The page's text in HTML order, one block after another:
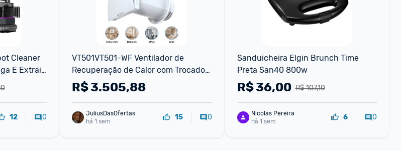
Cleaner
E Extrai,
1450w
12 0
VT501VT501-WF Ventilador de
Recuperação de Calor com Trocador
Cerâmico Sistema de Ar Fresco de
Parede com WiFiCont
R$3.505,88
JuliusDasOfertas
há 1 sem
15 0
Sanduicheira Elgin Brunch Time
Preta San40 800w
R$ 107,10
R$36,00
Nicolas Pereira
há 1 sem
6 0